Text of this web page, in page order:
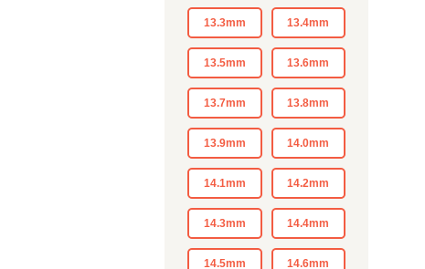
13.3mm 13.4mm
13.5mm 13.6mm
13.7mm 13.8mm
13.9mm 14.0mm
14.1mm 14.2mm
14.3mm 14.4mm
14.5mm 14.6mm